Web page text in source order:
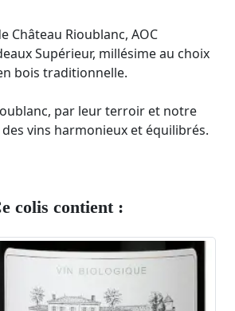
Château Rioublanc, AOC
Supérieur, millésime au choix
bois traditionnelle.
par leur terroir et notre
vins harmonieux et équilibrés.
colis contient :